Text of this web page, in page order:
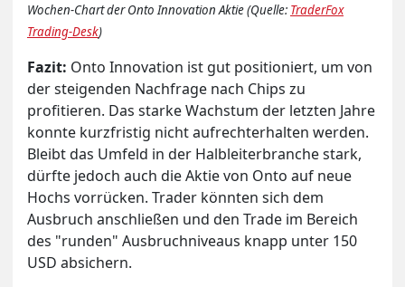
Wochen-Chart der Onto Innovation Aktie (Quelle: TraderFox
Trading-Desk)
Fazit: Onto Innovation ist gut positioniert, um von
der steigenden Nachfrage nach Chips zu
profitieren. Das starke Wachstum der letzten Jahre
konnte kurzfristig nicht aufrechterhalten werden.
Bleibt das Umfeld in der Halbleiterbranche stark,
dürfte jedoch auch die Aktie von Onto auf neue
Hochs vorrücken. Trader könnten sich dem
Ausbruch anschließen und den Trade im Bereich
des "runden" Ausbruchniveaus knapp unter 150
USD absichern.